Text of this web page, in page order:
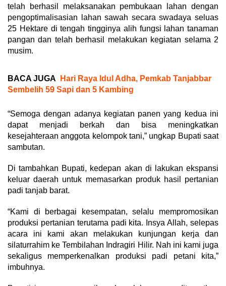
telah berhasil melaksanakan pembukaan lahan dengan
pengoptimalisasian lahan sawah secara swadaya seluas
25 Hektare di tengah tingginya alih fungsi lahan tanaman
pangan dan telah berhasil melakukan kegiatan selama 2
musim.
BACA JUGA
Hari Raya Idul Adha, Pemkab Tanjabbar
Sembelih 59 Sapi dan 5 Kambing
“Semoga dengan adanya kegiatan panen yang kedua ini
dapat menjadi berkah dan bisa meningkatkan
kesejahteraan anggota kelompok tani,” ungkap Bupati saat
sambutan.
Di tambahkan Bupati, kedepan akan di lakukan ekspansi
keluar daerah untuk memasarkan produk hasil pertanian
padi tanjab barat.
“Kami di berbagai kesempatan, selalu mempromosikan
produksi pertanian terutama padi kita. Insya Allah, selepas
acara ini kami akan melakukan kunjungan kerja dan
silaturrahim ke Tembilahan Indragiri Hilir. Nah ini kami juga
sekaligus memperkenalkan produksi padi petani kita,”
imbuhnya.